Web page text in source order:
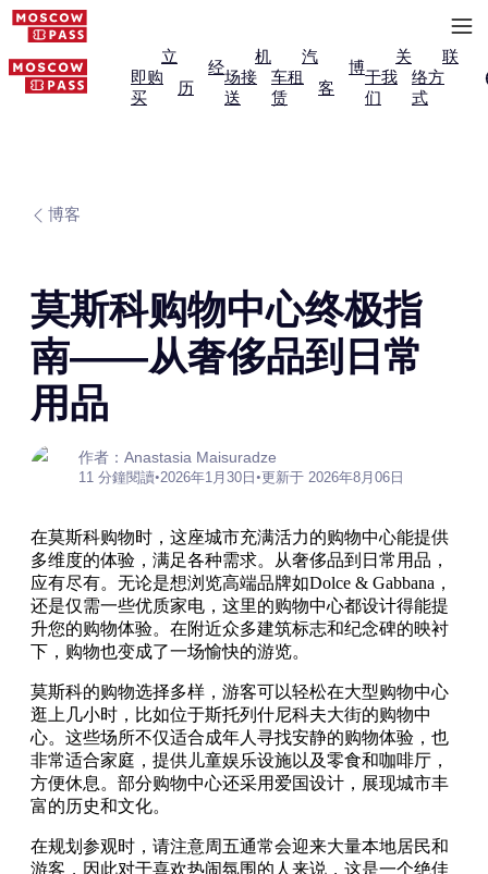
立
即购
买
经
历
机
场接
送
汽
车租
赁
博
客
关
于我
们
联
络方
式
博客
莫斯科购物中心终极指
南——从奢侈品到日常
用品
作者：Anastasia Maisuradze
11 分鐘閱讀•2026年1月30日 •更新于 2026年8月06日
在莫斯科购物时，这座城市充满活力的购物中心能提供
多维度的体验，满足各种需求。从奢侈品到日常用品，
应有尽有。无论是想浏览高端品牌如Dolce & Gabbana，
还是仅需一些优质家电，这里的购物中心都设计得能提
升您的购物体验。在附近众多建筑标志和纪念碑的映衬
下，购物也变成了一场愉快的游览。
莫斯科的购物选择多样，游客可以轻松在大型购物中心
逛上几小时，比如位于斯托列什尼科夫大街的购物中
心。这些场所不仅适合成年人寻找安静的购物体验，也
非常适合家庭，提供儿童娱乐设施以及零食和咖啡厅，
方便休息。部分购物中心还采用爱国设计，展现城市丰
富的历史和文化。
在规划参观时，请注意周五通常会迎来大量本地居民和
游客，因此对于喜欢热闹氛围的人来说，这是一个绝佳